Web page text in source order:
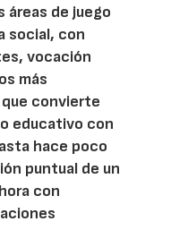
áreas de juego
social, con
vocación
más
convierte
educativo con
hace poco
puntual de un
con